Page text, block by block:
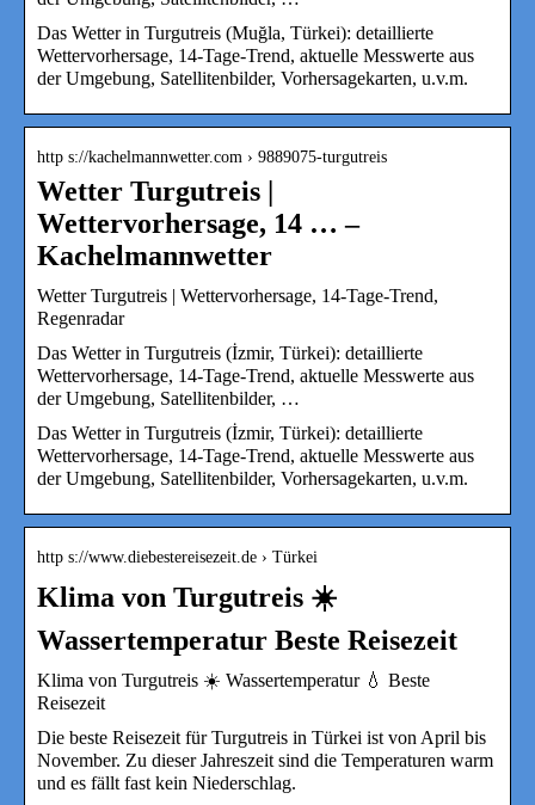
Das Wetter in Turgutreis (Muğla, Türkei): detaillierte
Wettervorhersage, 14-Tage-Trend, aktuelle Messwerte aus
der Umgebung, Satellitenbilder, Vorhersagekarten, u.v.m.
http s://kachelmannwetter.com › 9889075-turgutreis
Wetter Turgutreis |
Wettervorhersage, 14 … –
Kachelmannwetter
Wetter Turgutreis | Wettervorhersage, 14-Tage-Trend,
Regenradar
Das Wetter in Turgutreis (İzmir, Türkei): detaillierte
Wettervorhersage, 14-Tage-Trend, aktuelle Messwerte aus
der Umgebung, Satellitenbilder, …
Das Wetter in Turgutreis (İzmir, Türkei): detaillierte
Wettervorhersage, 14-Tage-Trend, aktuelle Messwerte aus
der Umgebung, Satellitenbilder, Vorhersagekarten, u.v.m.
http s://www.diebestereisezeit.de › Türkei
Klima von Turgutreis ☀️
Wassertemperatur Beste Reisezeit
Klima von Turgutreis ☀️ Wassertemperatur 💧 Beste
Reisezeit
Die beste Reisezeit für Turgutreis in Türkei ist von April bis
November. Zu dieser Jahreszeit sind die Temperaturen warm
und es fällt fast kein Niederschlag.